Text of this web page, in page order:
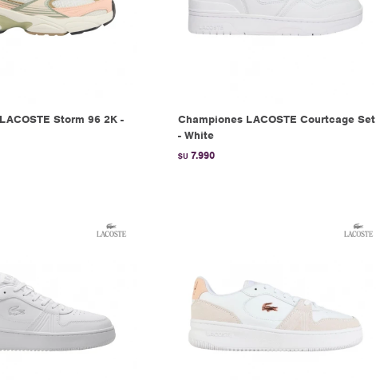
Storm 96 2K -
Championes LACOSTE Courtcage Set
- White
$U 7.990